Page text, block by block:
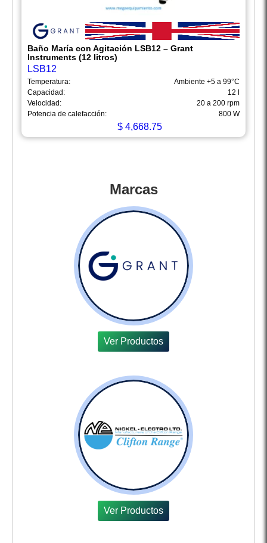
Baño María con Agitación LSB12 – Grant
Instruments (12 litros)
LSB12
Temperatura:
Ambiente +5 a 99°C
Capacidad:
12 l
Velocidad:
20 a 200 rpm
Potencia de calefacción:
800 W
$4,668.75
Marcas
Ver Productos
Ver Productos